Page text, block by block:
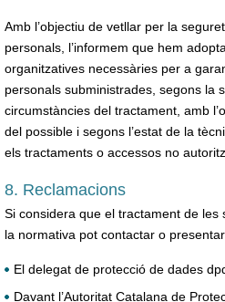
Amb l’objectiu de vetllar per la
personals, l’informem que hem
organitzatives necessàries per a
personals subministrades, segons la
circumstàncies del tractament, amb
del possible i segons l’estat de la
els tractaments o accessos no
8. Reclamacions
Si considera que el tractament de
la normativa pot contactar o
El delegat de protecció de dades
Davant l’Autoritat Catalana de